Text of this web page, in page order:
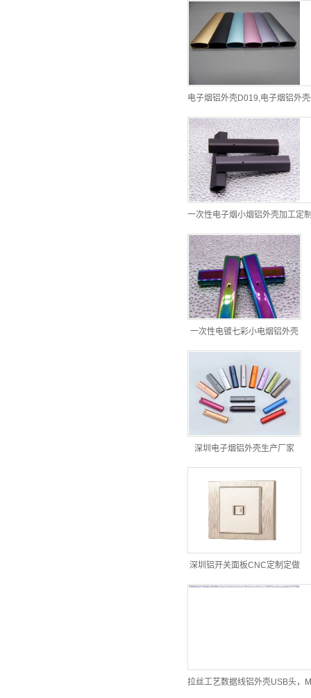
电子烟铝外壳D019,电子烟铝外
一次性电子烟小烟铝外壳加工定
一次性电镀七彩小电烟铝外壳
深圳电子烟铝外壳生产厂家
深圳铝开关面板CNC定制定做
拉丝工艺数据线铝外壳USB头，